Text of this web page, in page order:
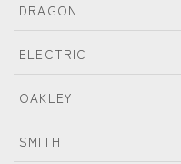
DRAGON
ELECTRIC
OAKLEY
SMITH